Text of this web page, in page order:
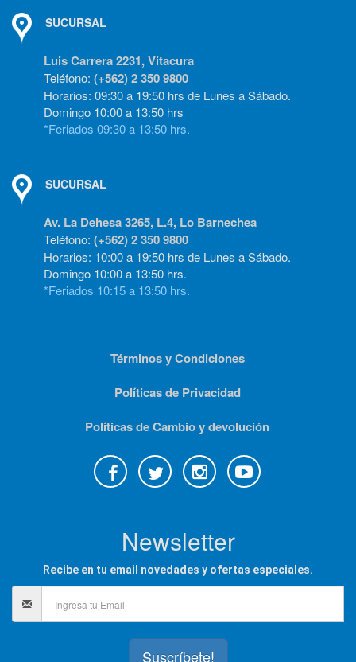
SUCURSAL
Luis Carrera 2231, Vitacura
Teléfono: (+562) 2 350 9800
Horarios: 09:30 a 19:50 hrs de Lunes a Sábado.
Domingo 10:00 a 13:50 hrs
*Feriados 09:30 a 13:50 hrs.
SUCURSAL
Av. La Dehesa 3265, L.4, Lo Barnechea
Teléfono: (+562) 2 350 9800
Horarios: 10:00 a 19:50 hrs de Lunes a Sábado.
Domingo 10:00 a 13:50 hrs.
*Feriados 10:15 a 13:50 hrs.
Términos y Condiciones
Políticas de Privacidad
Políticas de Cambio y devolución
Newsletter
Recibe en tu email novedades y ofertas especiales.
Suscríbete!